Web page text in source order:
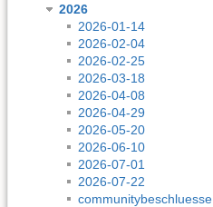
2026
2026-01-14
2026-02-04
2026-02-25
2026-03-18
2026-04-08
2026-04-29
2026-05-20
2026-06-10
2026-07-01
2026-07-22
communitybeschluesse